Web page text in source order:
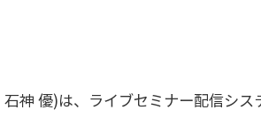
神 優)は、ライブセミナー配信シス